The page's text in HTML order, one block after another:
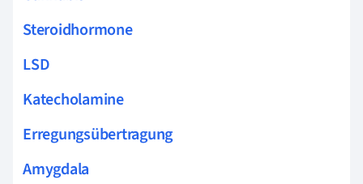
Steroidhormone
LSD
Katecholamine
Erregungsübertragung
Amygdala